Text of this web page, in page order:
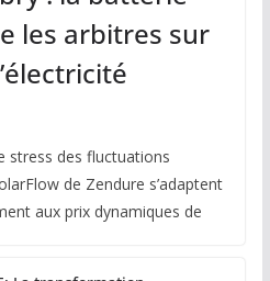
les arbitres sur
stress des fluctuations
de Zendure s’adaptent
aux prix dynamiques de